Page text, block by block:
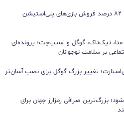
مرگ تدریجی بازی‌های فیزیکی؛ ۸۲ درصد فروش بازی‌های پلی‌استیشن
تیک‌تاک، گوگل و اسنپ‌چت؛ پرونده‌ای
بر سلامت نوجوانان
تغییر بزرگ گوگل برای نصب آسان‌تر
بزرگ‌ترین صرافی رمزارز جهان برای